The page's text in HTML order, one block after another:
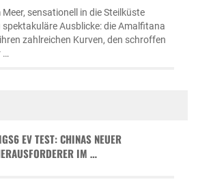
sensationell in die Steilküste
Ausblicke: die Amalfitana
zahlreichen Kurven, den schroffen
…
EV TEST: CHINAS NEUER
IM …